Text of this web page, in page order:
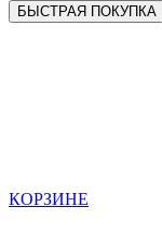
БЫСТРАЯ ПОКУПКА
КОРЗИНЕ